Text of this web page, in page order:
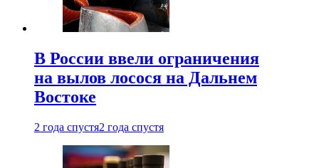
В России ввели ограничения
на вылов лосося на Дальнем
Востоке
2 года спустя2 года спустя